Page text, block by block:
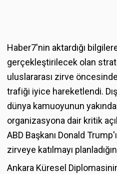
Haber7'nin aktardığı
gerçekleştirilecek olan
uluslararası zirve
trafiği iyice hareketlendi.
dünya kamuoyunun
organizasyona dair kritik
ABD Başkanı Donald
zirveye katılmayı
Ankara Küresel